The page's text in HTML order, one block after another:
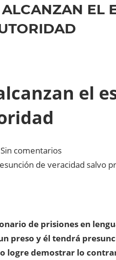
EL
el
comentarios
de veracidad salvo
de prisiones en
preso y él tendrá
logre demostrar lo